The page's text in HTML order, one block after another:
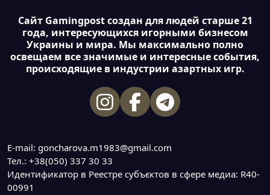
Сайт Gamingpost создан для людей старше 21
года, интересующихся игорными бизнесом
Украины и мира. Мы максимально полно
освещаем все значимые и интересные события,
происходящие в индустрии азартных игр.
E-mail: goncharova.m1983@gmail.com
Тел.: +38(050) 337 30 33
Идентификатор в Реестре субъєктов в сфере медиа: R40-
00991